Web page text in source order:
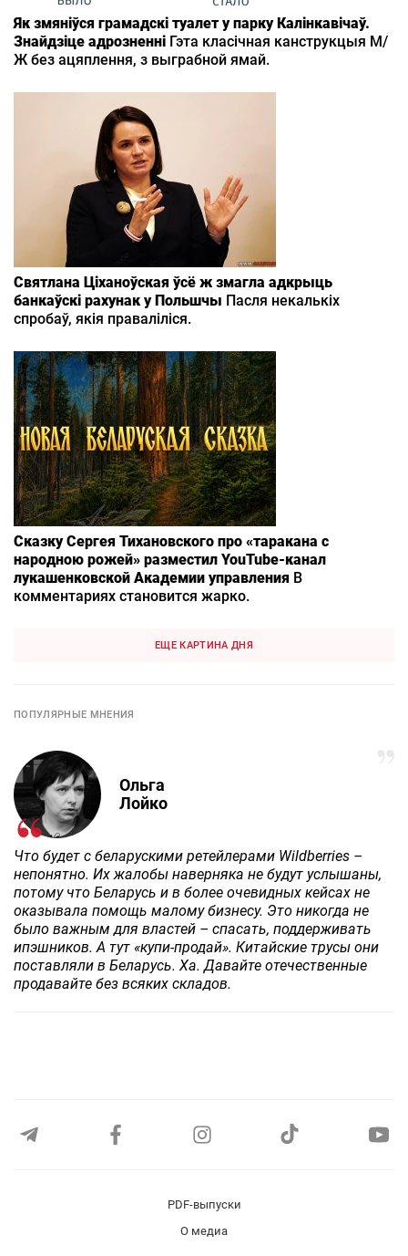
Як змяніўся грамадскі туалет у парку Калінкавічаў.
Знайдзіце адрозненні Гэта класічная канструкцыя М/
Ж без ацяплення, з выграбной ямай.
Святлана Ціханоўская ўсё ж змагла адкрыць
банкаўскі рахунак у Польшчы Пасля некалькіх
спробаў, якія праваліліся.
Сказку Сергея Тихановского про «таракана с
народною рожей» разместил YouTube-канал
лукашенковской Академии управления В
комментариях становится жарко.
ЕЩЕ КАРТИНА ДНЯ
ПОПУЛЯРНЫЕ МНЕНИЯ
Ольга
Лойко
Что будет с беларускими ретейлерами Wildberries –
непонятно. Их жалобы наверняка не будут услышаны,
потому что Беларусь и в более очевидных кейсах не
оказывала помощь малому бизнесу. Это никогда не
было важным для властей – спасать, поддерживать
ипэшников. А тут «купи-продай». Китайские трусы они
поставляли в Беларусь. Ха. Давайте отечественные
продавайте без всяких складов.
PDF-выпуски
О медиа